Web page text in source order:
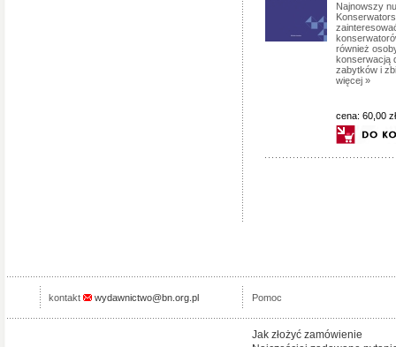
Najnowszy
również
konserwacją
zabytków i
więcej »
cena: 60,00 zł
kontakt wydawnictwo@bn.org.pl Pomoc
Jak złożyć zamówienie